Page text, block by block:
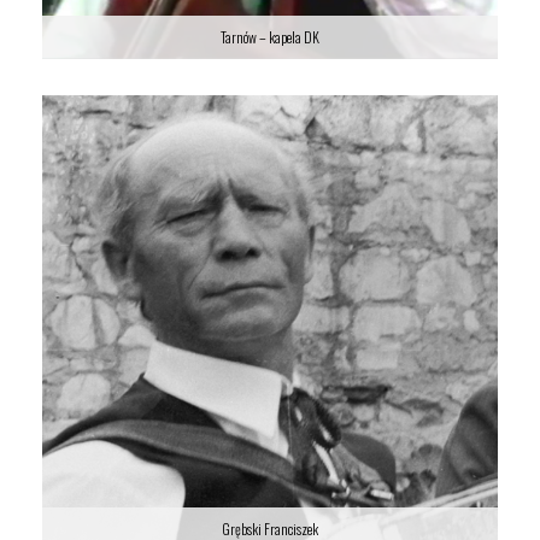
Tarnów – kapela DK
Tarnów – kapela DK
Grębski Franciszek
Grębski Franciszek